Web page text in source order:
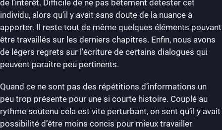
de l’intérêt. Difficile de ne pas bêtement détester cet
individu, alors qu’il y avait sans doute de la nuance à
apporter. Il reste tout de même quelques éléments pouvant
être travaillés sur les derniers chapitres. Enfin, nous avons
de légers regrets sur l’écriture de certains dialogues qui
peuvent paraître peu pertinents.
Quand ce ne sont pas des répétitions d’informations un
peu trop présente pour une si courte histoire. Couplé au
rythme soutenu cela est vite perturbant, on sent qu’il y avait
possibilité d’être moins concis pour mieux travailler